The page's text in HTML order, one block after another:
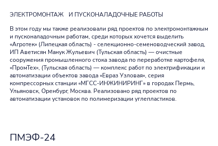
ЭЛЕКТРОМОНТАЖ И ПУСКОНАЛАДОЧНЫЕ РАБОТЫ
В этом году мы также реализовали ряд проектов по электромонтажным
и пусконаладочным работам, среди которых хочется выделить
«Агротек» (Липецкая область) - селекционно-семеноводческий завод,
ИП Аветисян Манук Жульевич (Тульская область) — очистные
сооружения промышленного стока завода по переработке картофеля,
«ПромТех», (Тульская область) — комплекс работ по электрификации и
автоматизации объектов завода «Евраз Узловая», серия
компрессорных станции «МГСС-ИНЖИНИРИНГ» в городах Пермь,
Ульяновск, Оренбург, Москва. Реализовано ряд проектов по
автоматизации установок по полимеризации углепластиков.
ПМЭФ-24